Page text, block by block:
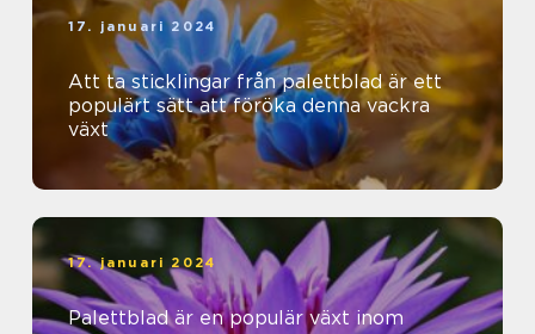
17. januari 2024
Att ta sticklingar från palettblad är ett
populärt sätt att föröka denna vackra
växt
17. januari 2024
Palettblad är en populär växt inom